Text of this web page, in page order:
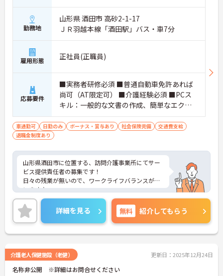
勤務地
山形県 酒田市 高砂2-1-17
ＪＲ羽越本線「酒田駅」バス・車7分
雇用形態 正社員(正職員)
応募要件
■実務者研修必須 ■普通自動車免許あれば
尚可（AT限定可） ■介護経験必須 ■PCス
キル：一般的な文書の作成、簡単なエクセ
ル・ワード
車通勤可 日勤のみ ボーナス・賞与あり 社会保険完備
交通費支給
退職金制度あり
山形県酒田市に位置する、訪問介護事業所にてサー
ビス提供責任者の募集です！
日々の残業が無いので、ワークライフバランスが叶
います♪
また、マイカー通勤可能で無料駐車場もあるので、
通勤らくらくです◎
ご興味のある方には、面接対策ポイントなど、さら
に詳細をお話しいたしますのでお気軽にご相談くだ
さい！
詳細を見る 無料 紹介してもらう
介護老人保健施設（老健） 更新日：2025年12月24日
名称非公開 ※詳細はお問合せください